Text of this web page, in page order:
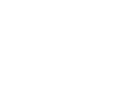
{{programacion.hora_fin}}